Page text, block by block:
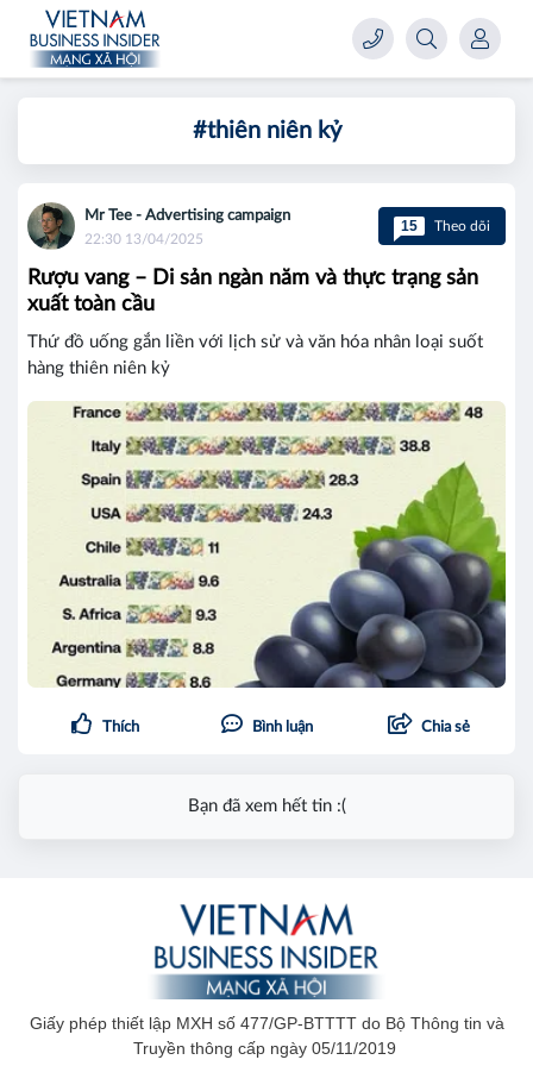
#thiên niên kỷ
Mr Tee - Advertising campaign
22:30 13/04/2025
15 Theo dõi
Rượu vang – Di sản ngàn năm và thực trạng sản
xuất toàn cầu
Thứ đồ uống gắn liền với lịch sử và văn hóa nhân loại suốt
hàng thiên niên kỷ
Thích Bình luận Chia sẻ
Bạn đã xem hết tin :(
Giấy phép thiết lập MXH số 477/GP-BTTTT do Bộ Thông tin và
Truyền thông cấp ngày 05/11/2019